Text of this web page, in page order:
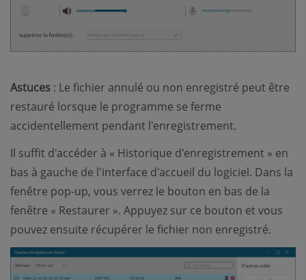
Astuces : Le fichier annulé ou non enregistré peut être
restauré lorsque le programme se ferme
accidentellement pendant l'enregistrement.
Il suffit d'accéder à « Historique d'enregistrement » en
bas à gauche de l'interface d'accueil du logiciel. Dans la
fenêtre pop-up, vous verrez le bouton en bas de la
fenêtre « Restaurer ». Appuyez sur ce bouton et vous
pouvez ensuite récupérer le fichier non enregistré.